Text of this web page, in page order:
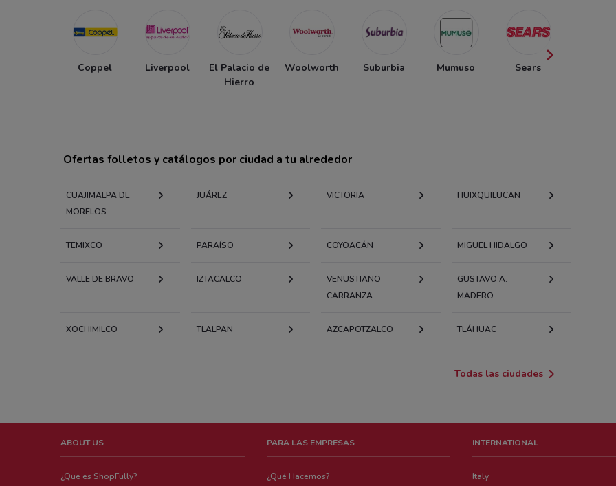
Coppel Liverpool
El Palacio de
Hierro
Woolworth Suburbia Mumuso Sears
Ofertas folletos y catálogos por ciudad a tu alrededor
CUAJIMALPA DE
MORELOS
JUÁREZ VICTORIA HUIXQUILUCAN
TEMIXCO PARAÍSO COYOACÁN MIGUEL HIDALGO
VALLE DE BRAVO IZTACALCO
VENUSTIANO
CARRANZA
GUSTAVO A.
MADERO
XOCHIMILCO TLALPAN AZCAPOTZALCO TLÁHUAC
Todas las ciudades
ABOUT US
¿Que es ShopFully?
PARA LAS EMPRESAS
¿Qué Hacemos?
INTERNATIONAL
Italy